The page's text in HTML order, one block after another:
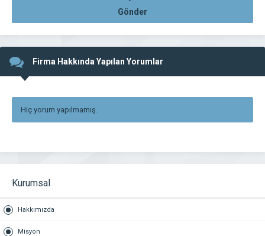
Gönder
Firma Hakkında Yapılan Yorumlar
Hiç yorum yapılmamış.
Kurumsal
Hakkımızda
Misyon